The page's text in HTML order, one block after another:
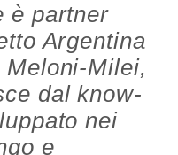
è partner
Argentina
Meloni-Milei,
dal know-
nei
e